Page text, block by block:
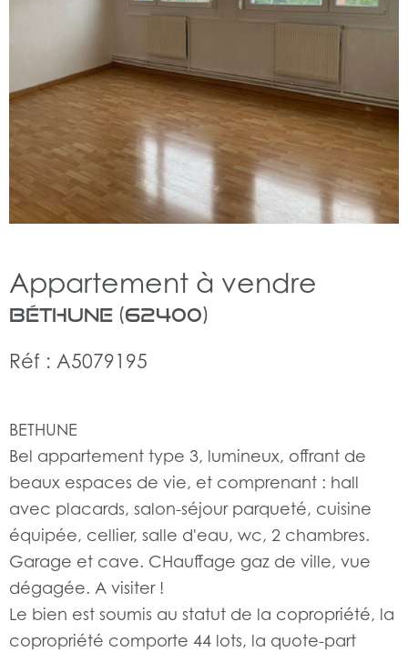
Appartement à vendre
Béthune (62400)
Réf : A5079195
BETHUNE
Bel appartement type 3, lumineux, offrant de
beaux espaces de vie, et comprenant : hall
avec placards, salon-séjour parqueté, cuisine
équipée, cellier, salle d'eau, wc, 2 chambres.
Garage et cave. CHauffage gaz de ville, vue
dégagée. A visiter !
Le bien est soumis au statut de la copropriété, la
copropriété comporte 44 lots, la quote-part